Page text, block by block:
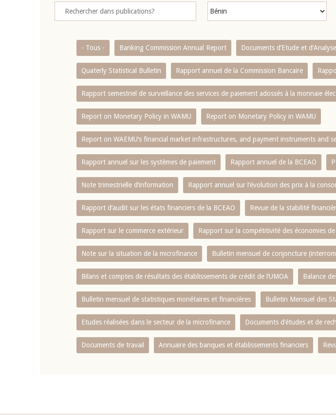
- Tous - Banking Commission Annual Report Documents d’Etude et
Quaterly Statistical Bulletin Rapport annuel de la Commission Bancaire
Rapport semestriel de surveillance des services de paiement adossés à la monnaie
Report on Monetary Policy in WAMU Report on Monetary Policy in WAMU
Report on WAEMU’s financial market infrastructures, and payment instruments and
Rapport annuel sur les systèmes de paiement Rapport annuel de la BCEAO
Note trimestrielle d‘information Rapport annuel sur l‘évolution des prix à la
Rapport d‘audit sur les états financiers de la BCEAO Revue de la stabilité
Rapport sur le commerce extérieur Rapport sur la compétitivité des économies de
Note sur la situation de la microfinance Bulletin mensuel de conjoncture
Bilans et comptes de résultats des établissements de crédit de l‘UMOA Balance
Bulletin mensuel de statistiques monétaires et financières Bulletin Mensuel des
Etudes réalisées dans le secteur de la microfinance Documents d’études et de
Documents de travail Annuaire des banques et établissements financiers